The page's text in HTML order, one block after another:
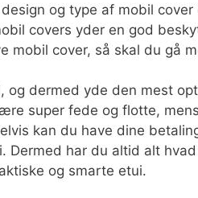
og type af mobil cover
covers yder en god
mobil cover, så skal du gå
og dermed yde den mest
super fede og flotte,
kan du have dine
Dermed har du altid alt
og smarte etui.